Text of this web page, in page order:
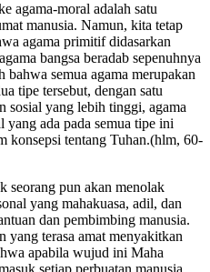
agama-moral adalah satu
manusia. Namun, kita tetap
agama primitif didasarkan
bangsa beradab sepenuhnya
bahwa semua agama merupakan
tipe tersebut, dengan satu
sosial yang lebih tinggi, agama
ada pada semua tipe ini
konsepsi tentang Tuhan.(hlm, 60-
seorang pun akan menolak
yang mahakuasa, adil, dan
dan pembimbing manusia.
yang terasa amat menyakitkan
apabila wujud ini Maha